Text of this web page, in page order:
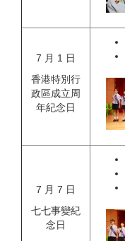
7 月 1 日
香港特別行
政區成立周
年紀念日
7 月 7 日
七七事變紀
念日